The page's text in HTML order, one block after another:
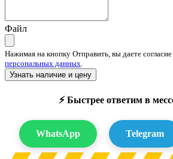
Файл
Нажимая на кнопку Отправить, вы даете
персональных данных.
Узнать наличие и цену
⚡ Быстрее ответим в
WhatsApp Telegram